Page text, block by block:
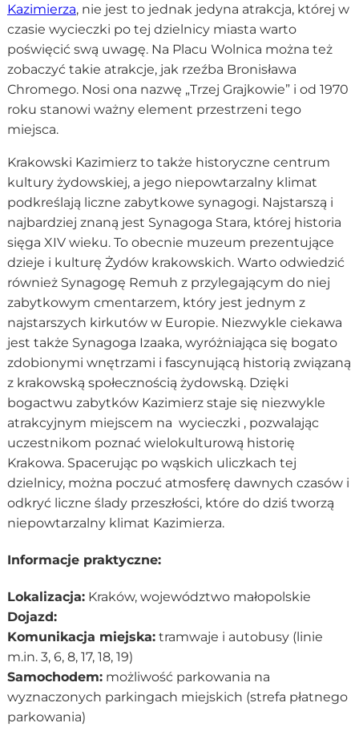
Kazimierza, nie jest to jednak jedyna atrakcja, której w
czasie wycieczki po tej dzielnicy miasta warto
poświęcić swą uwagę. Na Placu Wolnica można też
zobaczyć takie atrakcje, jak rzeźba Bronisława
Chromego. Nosi ona nazwę „Trzej Grajkowie” i od 1970
roku stanowi ważny element przestrzeni tego
miejsca.
Krakowski Kazimierz to także historyczne centrum
kultury żydowskiej, a jego niepowtarzalny klimat
podkreślają liczne zabytkowe synagogi. Najstarszą i
najbardziej znaną jest Synagoga Stara, której historia
sięga XIV wieku. To obecnie muzeum prezentujące
dzieje i kulturę Żydów krakowskich. Warto odwiedzić
również Synagogę Remuh z przylegającym do niej
zabytkowym cmentarzem, który jest jednym z
najstarszych kirkutów w Europie. Niezwykle ciekawa
jest także Synagoga Izaaka, wyróżniająca się bogato
zdobionymi wnętrzami i fascynującą historią związaną
z krakowską społecznością żydowską. Dzięki
bogactwu zabytków Kazimierz staje się niezwykle
atrakcyjnym miejscem na wycieczki , pozwalając
uczestnikom poznać wielokulturową historię
Krakowa. Spacerując po wąskich uliczkach tej
dzielnicy, można poczuć atmosferę dawnych czasów i
odkryć liczne ślady przeszłości, które do dziś tworzą
niepowtarzalny klimat Kazimierza.
Informacje praktyczne:
Lokalizacja:Kraków, województwo małopolskie
Dojazd:
Komunikacja miejska:tramwaje i autobusy (linie
m.in. 3, 6, 8, 17, 18, 19)
Samochodem:możliwość parkowania na
wyznaczonych parkingach miejskich (strefa płatnego
parkowania)